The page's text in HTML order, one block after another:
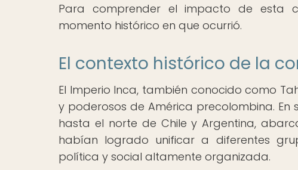
Para comprender el impacto de esta
momento histórico en que ocurrió.
El contexto histórico de la
El Imperio Inca, también conocido como
y poderosos de América precolombina.
hasta el norte de Chile y Argentina,
habían logrado unificar a diferentes
política y social altamente organizada.